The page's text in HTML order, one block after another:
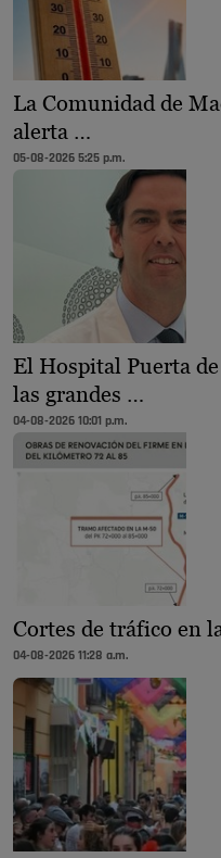
La Comunidad de
alerta …
05-08-2026 5:25 p.m.
El Hospital Puerta
las grandes …
04-08-2026 10:01 p.m.
Cortes de tráfico en
04-08-2026 11:28 a.m.